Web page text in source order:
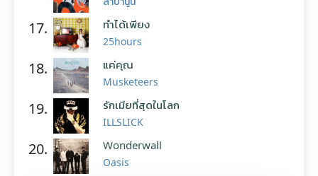
17. ทำได้เพียง
25hours
18. แค่คุณ
Musketeers
19. รักเมียที่สุดในโลก
ILLSLICK
20. Wonderwall
Oasis